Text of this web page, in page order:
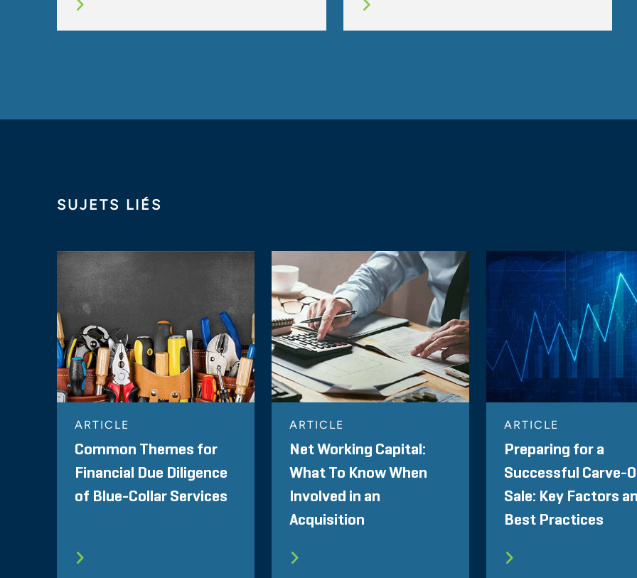
SUJETS LIÉS
ARTICLE
Common Themes for
Financial Due Diligence
of Blue-Collar Services
ARTICLE
Net Working Capital:
What To Know When
Involved in an
Acquisition
ARTICLE
Preparing for a
Successful Carve-
Sale: Key Factors
Best Practices